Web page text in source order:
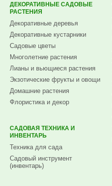
ДЕКОРАТИВНЫЕ САДОВЫЕ
РАСТЕНИЯ
Декоративные деревья
Декоративные кустарники
Садовые цветы
Многолетние растения
Лианы и вьющиеся растения
Экзотические фрукты и овощи
Домашние растения
Флористика и декор
САДОВАЯ ТЕХНИКА И
ИНВЕНТАРЬ
Техника для сада
Садовый инструмент
(инвентарь)